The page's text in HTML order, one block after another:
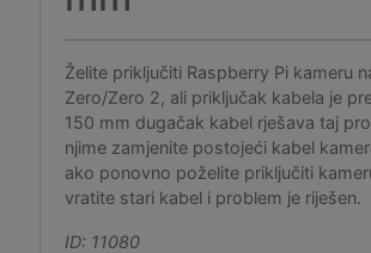
Želite priključiti Raspberry Pi kameru
Zero/Zero 2, ali priključak kabela je
150 mm dugačak kabel rješava taj
njime zamjenite postojeći kabel
ako ponovno poželite priključiti
vratite stari kabel i problem je riješen.
ID: 11080